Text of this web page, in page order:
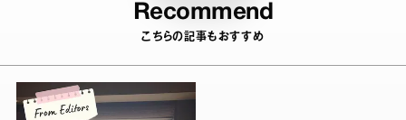
Recommend
こちらの記事もおすすめ